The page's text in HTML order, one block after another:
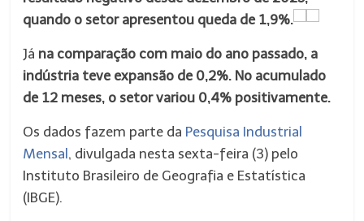
quando o setor apresentou queda de 1,9%.
Já na comparação com maio do ano passado, a
indústria teve expansão de 0,2%. No acumulado
de 12 meses, o setor variou 0,4% positivamente.
Os dados fazem parte da Pesquisa Industrial
Mensal , divulgada nesta sexta-feira (3) pelo
Instituto Brasileiro de Geografia e Estatística
(IBGE).